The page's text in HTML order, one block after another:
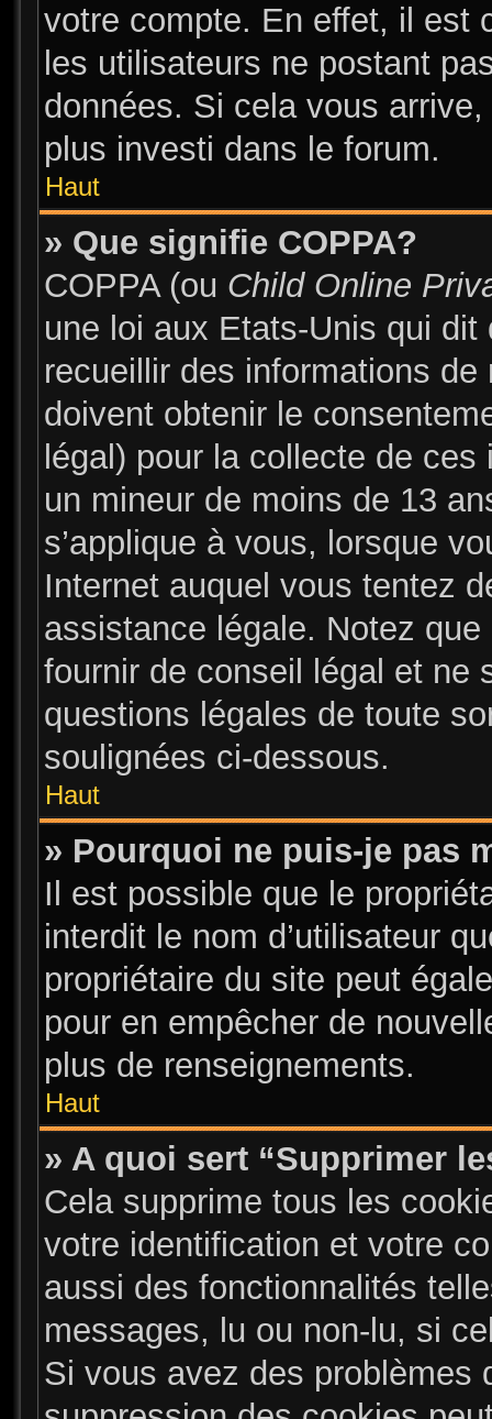
votre compte. En effet, il est
les utilisateurs ne postant
données. Si cela vous
plus investi dans le forum.
Haut
» Que signifie COPPA?
COPPA (ou Child Online
une loi aux Etats-Unis qui
recueillir des informations
doivent obtenir le
légal) pour la collecte de
un mineur de moins de 13
s’applique à vous, lorsque
Internet auquel vous tentez
assistance légale. Notez
fournir de conseil légal et ne
questions légales de toute
soulignées ci-dessous.
Haut
» Pourquoi ne puis-je pas
Il est possible que le
interdit le nom d’utilisateur
propriétaire du site peut
pour en empêcher de
plus de renseignements.
Haut
» A quoi sert “Supprimer
Cela supprime tous les
votre identification et votre
aussi des fonctionnalités
messages, lu ou non-lu, si
Si vous avez des problèmes